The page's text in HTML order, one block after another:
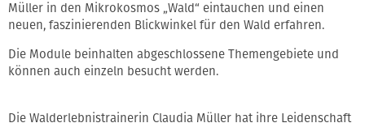
Müller in den Mikrokosmos „Wald“ eintauchen und einen
neuen, faszinierenden Blickwinkel für den Wald erfahren.
Die Module beinhalten abgeschlossene Themengebiete und
können auch einzeln besucht werden.
Die Walderlebnistrainerin Claudia Müller hat ihre Leidenschaft